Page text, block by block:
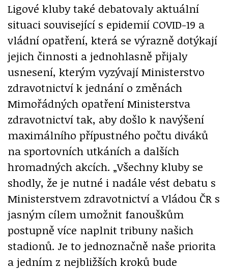
Ligové kluby také debatovaly aktuální
situaci související s epidemií COVID-19 a
vládní opatření, která se výrazně dotýkají
jejich činnosti a jednohlasně přijaly
usnesení, kterým vyzývají Ministerstvo
zdravotnictví k jednání o změnách
Mimořádných opatření Ministerstva
zdravotnictví tak, aby došlo k navýšení
maximálního přípustného počtu diváků
na sportovních utkáních a dalších
hromadných akcích. „Všechny kluby se
shodly, že je nutné i nadále vést debatu s
Ministerstvem zdravotnictví a Vládou ČR s
jasným cílem umožnit fanouškům
postupně více naplnit tribuny našich
stadionů. Je to jednoznačně naše priorita
a jedním z nejbližších kroků bude